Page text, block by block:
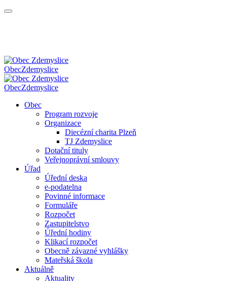
ObecZdemyslice
ObecZdemyslice
Obec
Program rozvoje
Organizace
Diecézní charita Plzeň
TJ Zdemyslice
Dotační tituly
Veřejnoprávní smlouvy
Úřad
Úřední deska
e-podatelna
Povinné informace
Formuláře
Rozpočet
Zastupitelstvo
Úřední hodiny
Klikací rozpočet
Obecně závazné vyhlášky
Mateřská škola
Aktuálně
Aktuality